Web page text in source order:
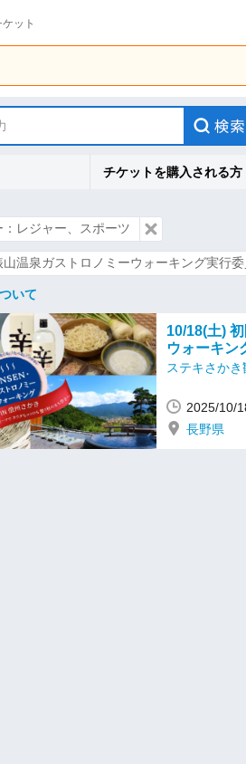
ット
チケットを購入される方
：レジャー、スポーツ
山温泉ガストロノミーウォーキング実行
いて
10/18(土)
ウォーキン
ステキさか
2025/10/
長野県